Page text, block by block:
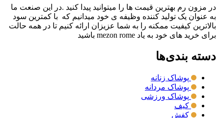
در مزون رم بهترین قیمت ها را میتوانید پیدا کنید .در این صنعت ما
به عنوان یک تولید کننده وظیفه ی خود میدانیم که با کمترین سود
بالاترین کیفیت ممکنه را به شما عزیزان ارائه کنیم تا در همه حالت
برای خرید های خود به یاد mezon rome باشید
دسته بندی‌ها
پوشاک زنانه
پوشاک مردانه
پوشاک ورزشی
کیف
کفش